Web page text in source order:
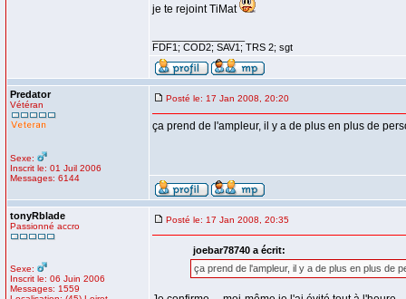
je te rejoint TiMat
FDF1; COD2; SAV1; TRS 2; sgt
Predator
Vétéran
Sexe:
Inscrit le: 01 Juil 2006
Messages: 6144
Posté le: 17 Jan 2008, 20:20
ça prend de l'ampleur, il y a de plus en plus de
tonyRblade
Passionné accro
Sexe:
Inscrit le: 06 Juin 2006
Messages: 1559
Posté le: 17 Jan 2008, 20:35
joebar78740 a écrit:
ça prend de l'ampleur, il y a de plus en plus de